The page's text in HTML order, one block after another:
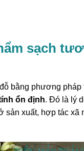
sạch
bằng phương pháp
ổn định. Đó là lý
sản xuất, hợp tác xã